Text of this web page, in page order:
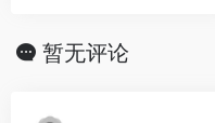
暂无评论